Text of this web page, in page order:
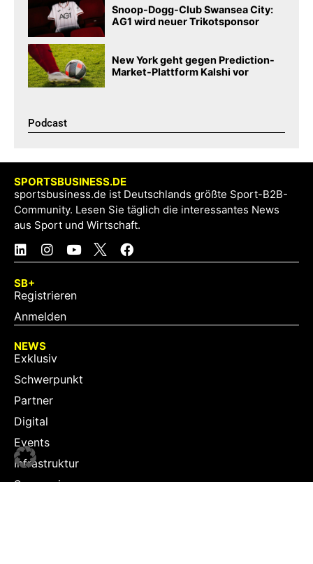
Snoop-Dogg-Club Swansea City:
AG1 wird neuer Trikotsponsor
New York geht gegen Prediction-
Market-Plattform Kalshi vor
Podcast​
SPORTSBUSINESS.DE
sportsbusiness.de ist Deutschlands größte Sport-B2B-
Community. Lesen Sie täglich die interessantes News
aus Sport und Wirtschaft.
SB+
Registrieren
Anmelden
NEWS
Exklusiv
Schwerpunkt
Partner
Digital
Events
Infrastruktur
Sponsoring